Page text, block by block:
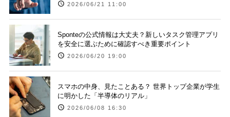
2026/06/21 11:00
Sponteの公式情報は大丈夫？新しいタスク管理アプリ
を安全に選ぶために確認すべき重要ポイント
2026/06/20 19:00
スマホの中身、見たことある？ 世界トップ企業が学生
に明かした「半導体のリアル」
2026/06/08 16:30